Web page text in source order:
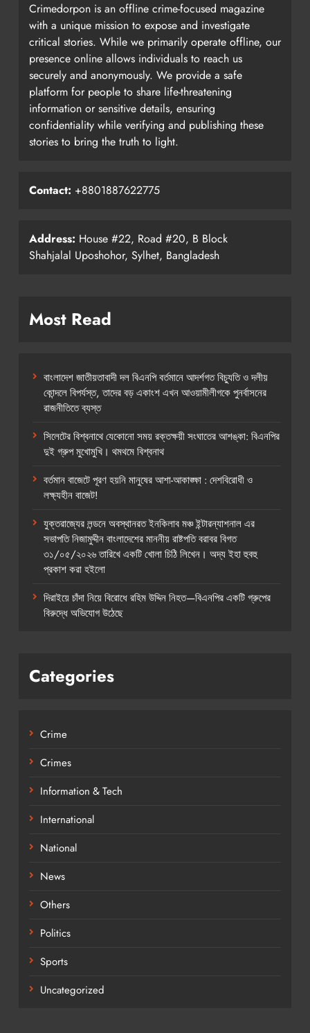
Crimedorpon is an offline crime-focused magazine
with a unique mission to expose and investigate
critical stories. While we primarily operate offline, our
presence online allows individuals to reach us
securely and anonymously. We provide a safe
platform for people to share life-threatening
information or sensitive details, ensuring
confidentiality while verifying and publishing these
stories to bring the truth to light.
Contact: +8801887622775
Address: House #22, Road #20, B Block
Shahjalal Uposhohor, Sylhet, Bangladesh
Most Read
বাংলাদেশ জাতীয়তাবাদী দল বিএনপি বর্তমানে আদর্শগত বিচ্যুতি ও দলীয়
কোন্দলে বিপর্যস্ত, তাদের বড় একাংশ এখন আওয়ামীলীগকে পুনর্বাসনের
রাজনীতিতে ব্যস্ত
সিলেটের বিশ্বনাথে যেকোনো সময় রক্তক্ষয়ী সংঘাতের আশঙ্কা: বিএনপির
দুই গ্রুপ মুখোমুখি। থমথমে বিশ্বনাথ
বর্তমান বাজেটে পূরণ হয়নি মানুষের আশা-আকাঙ্ক্ষা : দেশবিরোধী ও
লক্ষ্যহীন বাজেট!
যুক্তরাজ্যের লন্ডনে অবস্থানরত ইনকিলাব মঞ্চ ইন্টারন্যাশনাল এর
সভাপতি নিজামুদ্দীন বাংলাদেশের মাননীয় রাষ্টপতি বরাবর বিগত
৩১/০৫/২০২৬ তারিখে একটি খোলা চিঠি লিখেন। অদ্য ইহা হুবহু
প্রকাশ করা হইলো
দিরাইয়ে চাঁদা নিয়ে বিরোধে রহিম উদ্দিন নিহত—বিএনপির একটি গ্রুপের
বিরুদ্ধে অভিযোগ উঠেছে
Categories
Crime
Crimes
Information & Tech
International
National
News
Others
Politics
Sports
Uncategorized